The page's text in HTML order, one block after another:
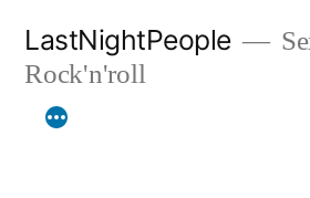
contenu
LastNightPeople
Rock'n'roll